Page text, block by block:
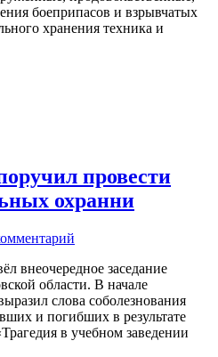
боеприпасов и взрывчатых
хранения техника и
провести
охранни
внеочередное заседание
области. В начале
слова соболезнования
и погибших в результате
в учебном заведении